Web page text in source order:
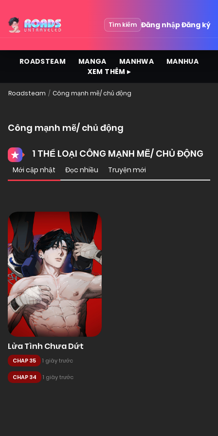
Tìm kiếm Đăng nhậpĐăng ký
ROADSTEAM MANGA MANHWA
MANHUA
XEM THÊM ▸
Roadsteam Công mạnh mẽ/ chủ động
Công mạnh mẽ/ chủ động
1 THỂ LOẠI CÔNG MẠNH MẼ/ CHỦ ĐỘNG
Mới cập nhật Đọc nhiều Truyện mới
Lửa Tình Chưa Dứt
CHAP 35 1 giây trước
CHAP 34 1 giây trước